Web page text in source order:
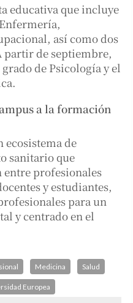
educativa que incluye
así como dos
partir de septiembre,
de Psicología y el
a la formación
ecosistema de
sanitario que
profesionales
y estudiantes,
para un
y centrado en el
Medicina Salud
Europea